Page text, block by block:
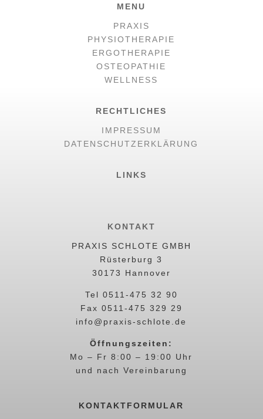
MENU
PRAXIS
PHYSIOTHERAPIE
ERGOTHERAPIE
OSTEOPATHIE
WELLNESS
RECHTLICHES
IMPRESSUM
DATENSCHUTZERKLÄRUNG
LINKS
KONTAKT
PRAXIS SCHLOTE GMBH
Rüsterburg 3
30173 Hannover
Tel 0511-475 32 90
Fax 0511-475 329 29
info@praxis-schlote.de
Öffnungszeiten:
Mo – Fr 8:00 – 19:00 Uhr
und nach Vereinbarung
KONTAKTFORMULAR